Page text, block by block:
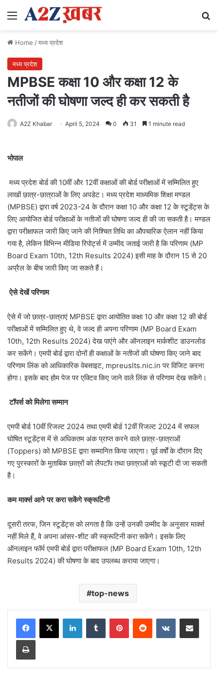
Menu
Home /मध्य प्रदेश
मध्य प्रदेश
MPBSE कक्षा 10 और कक्षा 12 के
नतीजों की घोषणा जल्द ही कर सकती है
A2Z Khabar April 5, 2024 0 31 1 minute read
भोपाल
मध्य प्रदेश बोर्ड की 10वीं और 12वीं कक्षाओं की बोर्ड परीक्षाओं में सम्मिलित हुए
लाखों छात्र-छात्राओं के लिए अपडेट। मध्य प्रदेश माध्यमिक शिक्षा मण्डल
(MPBSE) द्वारा वर्ष 2023-24 के दौरान कक्षा 10 और कक्षा 12 के स्टूडेंट्स के
लिए आयोजित बोर्ड परीक्षाओं के नतीजों की घोषणा जल्द ही की जा सकती है। मण्डल
द्वारा परीक्षाफल जारी किए जाने की निश्चित तिथि का औपचारिक ऐलान नहीं किया
गया है, लेकिन विभिन्न मीडिया रिपोर्ट्स में उम्मीद जताई जारी है कि परिणाम (MP
Board Exam 10th, 12th Results 2024) इसी माह के दौरान 15 से 20
अप्रैल के बीच जारी किए जा सकते हैं।
ऐसे देखें परिणाम
ऐसे में जो छात्र-छात्राएं MPBSE द्वारा आयोतित कक्षा 10 और कक्षा 12 की बोर्ड
परीक्षाओं में सम्मिलित हुए थे, वे जल्द ही अपना परिणाम (MP Board Exam
10th, 12th Results 2024) देख पाएंगे और ऑनलाइन मार्कशीट डाउनलोड
कर सकेंगे। एमपी बोर्ड द्वारा दोनों ही कक्षाओं के नतीजों की घोषणा किए जाने बाद
परिणाम लिंक को आधिकारिक वेबसाइट, mpreuslts.nic.in पर विजिट करना
होगा। इसके बाद होम पेज पर एक्टिव किए जाने वाले लिंक से परिणाम देख सकेंगे।
टॉपर्स को मिलेगा सम्मान
एमपी बोर्ड 10वीं रिजल्ट 2024 तथा एमपी बोर्ड 12वीं रिजल्ट 2024 में सफल
घोषित स्टूडेंट्स में से अधिकतम अंक प्राप्त करने वाले छात्र-छात्राओं
(Toppers) को MPBSE द्वारा सम्मानित किया जाएगा। पूर्व वर्षों के दौरान दिए
गए पुरस्कारों के मुताबिक छात्रों को लैपटॉप तथा छात्राओं को स्कूटी दी जा सकती
है।
कम मार्क्स आने पर करा सकेंगे स्क्रूटिनी
दूसरी तरफ, जिन स्टूडेंट्स को लगता है कि उन्हें उनकी उम्मीद के अनुसार मार्क्स
नहीं मिले हैं, वे अपना आंसर-शीट की स्क्रूटिनी करा सकेंगे। इसके लिए
ऑनलाइन फॉर्म एमपी बोर्ड द्वारा परीक्षाफल (MP Board Exam 10th, 12th
Results 2024) की घोषणा के बाद उपलब्ध कराया जाएगा।
top-news
LinkedInTumblr PinterestReddit VKontakteShare via Email
Print